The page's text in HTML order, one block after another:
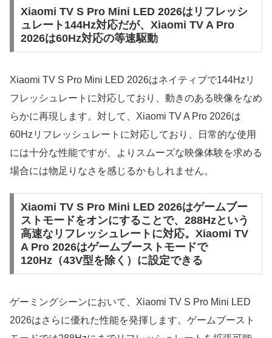
Xiaomi TV S Pro Mini LED 2026はリフレッシ
ュレート144Hz対応だが、Xiaomi TV A Pro
2026は60Hz対応の等速駆動
Xiaomi TV S Pro Mini LED 2026はネイティブで144Hzリ
フレッシュレートに対応しており、動きのある映像をなめ
らかに再現します。対して、Xiaomi TV A Pro 2026は
60Hzリフレッシュレートに対応しており、日常的な使用
には十分な性能ですが、よりスムーズな映像体験を求める
場合には物足りなさを感じるかもしれません。
Xiaomi TV S Pro Mini LED 2026はゲームブー
ストモードをオンにすることで、288Hzという
高速なリフレッシュレートに対応。Xiaomi TV
A Pro 2026はゲームブーストモードで
120Hz（43V型を除く）に設定できる
ゲーミングシーンにおいて、Xiaomi TV S Pro Mini LED
2026はさらに優れた性能を発揮します。ゲームブースト